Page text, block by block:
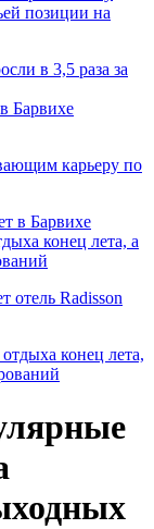
позиции на
Барвихе
карьеру по
конец лета, а
отель Radisson